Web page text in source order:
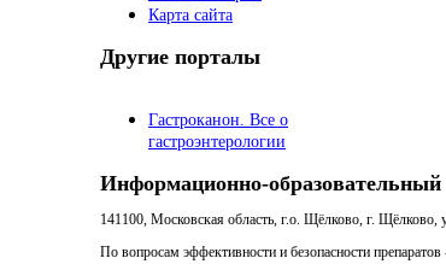
Карта сайта
Другие порталы
Гастроканон. Все о
гастроэнтерологии
Информационно-
141100, Московская область, г.о. Щёлково, г. Щёлково,
По вопросам эффективности и безопасности